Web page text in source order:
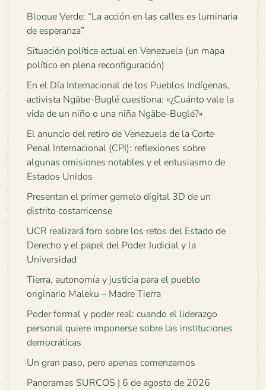
Bloque Verde: “La acción en las calles es luminaria
de esperanza”
Situación política actual en Venezuela (un mapa
político en plena reconfiguración)
En el Día Internacional de los Pueblos Indígenas,
activista Ngäbe-Buglé cuestiona: «¿Cuánto vale la
vida de un niño o una niña Ngäbe-Buglé?»
El anuncio del retiro de Venezuela de la Corte
Penal Internacional (CPI): reflexiones sobre
algunas omisiones notables y el entusiasmo de
Estados Unidos
Presentan el primer gemelo digital 3D de un
distrito costarricense
UCR realizará foro sobre los retos del Estado de
Derecho y el papel del Poder Judicial y la
Universidad
Tierra, autonomía y justicia para el pueblo
originario Maleku – Madre Tierra
Poder formal y poder real: cuando el liderazgo
personal quiere imponerse sobre las instituciones
democráticas
Un gran paso, pero apenas comenzamos
Panoramas SURCOS | 6 de agosto de 2026